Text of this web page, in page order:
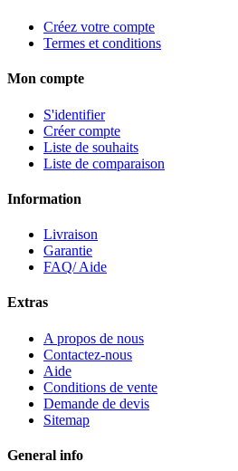
Créez votre compte
Termes et conditions
Mon compte
S'identifier
Créer compte
Liste de souhaits
Liste de comparaison
Information
Livraison
Garantie
FAQ/ Aide
Extras
A propos de nous
Contactez-nous
Aide
Conditions de vente
Demande de devis
Sitemap
General info